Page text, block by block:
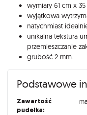
wymiary 61 cm x
wyjątkowa
natychmiast
unikalna tekstura
przemieszczanie
grubość 2 mm.
Podstawowe
Zawartość
pudełka: